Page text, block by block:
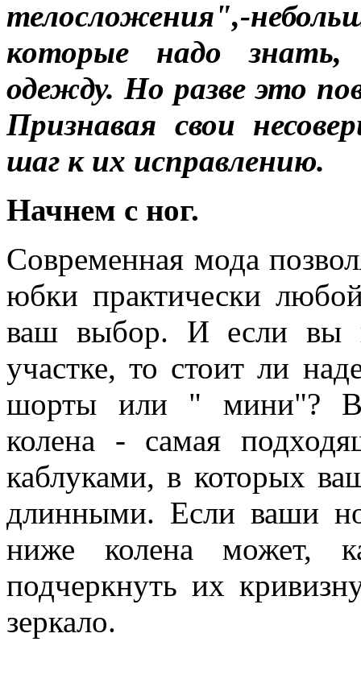
телосложения",-
которые надо
одежду. Но разве это
Признавая свои
шаг к их исправлению.
Начнем с ног.
Современная мода
юбки практически
ваш выбор. И если вы
участке, то стоит ли
шорты или " мини"?
колена - самая
каблуками, в которых
длинными. Если ваши
ниже колена может,
подчеркнуть их
зеркало.